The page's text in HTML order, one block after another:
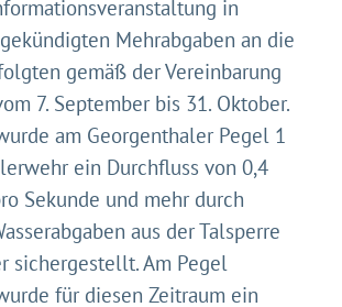
in
Mehrabgaben an die
gemäß der Vereinbarung
7. September bis 31. Oktober.
am Georgenthaler Pegel 1
ein Durchfluss von 0,4
Sekunde und mehr durch
aus der Talsperre
sichergestellt. Am Pegel
für diesen Zeitraum ein